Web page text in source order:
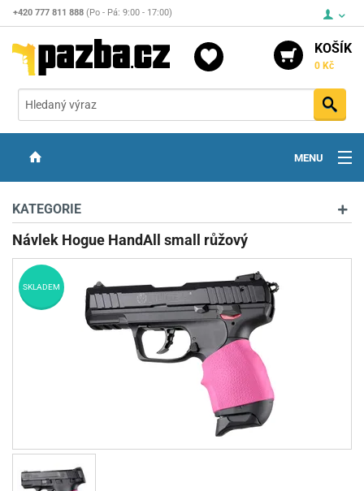
+420 777 811 888 (Po - Pá: 9:00 - 17:00)
KOŠÍK
0 Kč
MENU
OPTIKA
STŘELIVO
PŘÍSLUŠENSTVÍ
DETEKTORY KOVŮ
KATEGORIE
Návlek Hogue HandAll small růžový
SKLADEM